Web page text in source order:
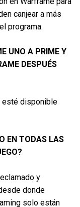
canjear a más
programa.
UNO A PRIME Y
DESPUÉS
esté disponible
EN TODAS LAS
y
donde
solo están